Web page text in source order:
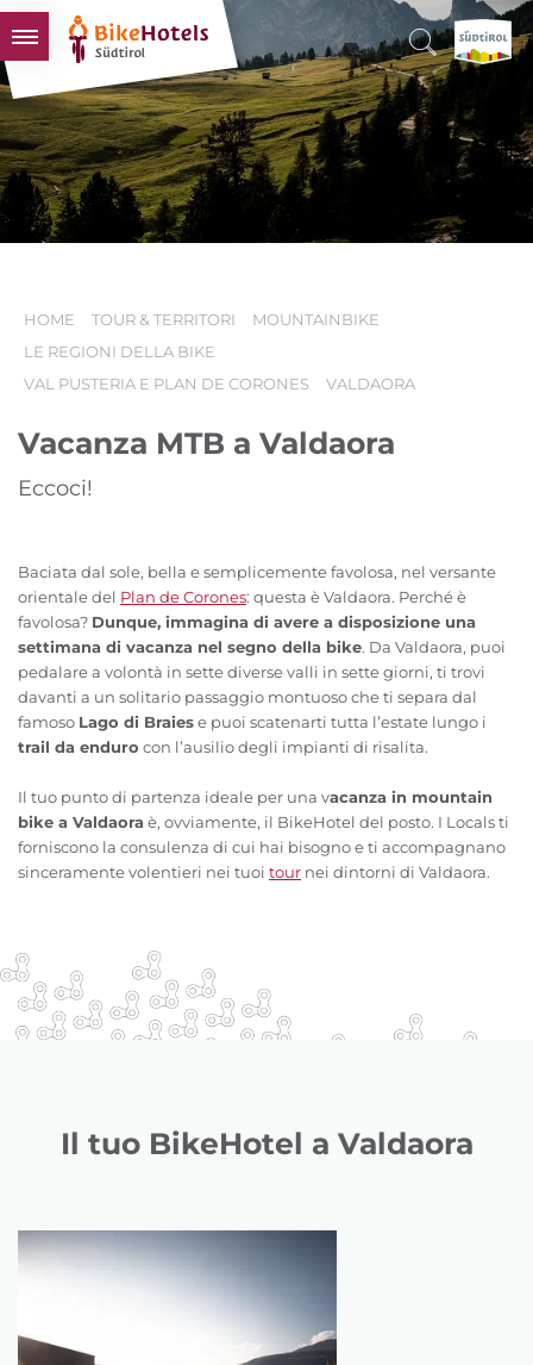
BIKEHOTELS
HOTELS & PACCHETTI
TOUR & TERRITORI
L'ALTO ADIGE & NOI
HOME TOUR & TERRITORI
MOUNTAINBIKE
LE REGIONI DELLA BIKE
VAL PUSTERIA E PLAN DE CORONES
VALDAORA
Vacanza MTB a Valdaora
Eccoci!
Baciata dal sole, bella e semplicemente favolosa, nel versante
orientale del Plan de Corones: questa è Valdaora. Perché è
favolosa? Dunque, immagina di avere a disposizione una
settimana di vacanza nel segno della bike. Da Valdaora, puoi
pedalare a volontà in sette diverse valli in sette giorni, ti trovi
davanti a un solitario passaggio montuoso che ti separa dal
famoso Lago di Braiese puoi scatenarti tutta l’estate lungo i
trail da enduro con l’ausilio degli impianti di risalita.
Il tuo punto di partenza ideale per una vacanza in mountain
bike a Valdaora è, ovviamente, il BikeHotel del posto. I Locals ti
forniscono la consulenza di cui hai bisogno e ti accompagnano
sinceramente volentieri nei tuoi tour nei dintorni di Valdaora.
Il tuo BikeHotel a Valdaora